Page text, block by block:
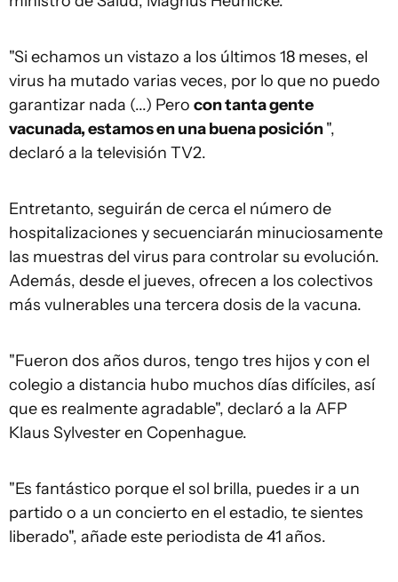
"Si echamos un vistazo a los últimos 18 meses, el
virus ha mutado varias veces, por lo que no puedo
garantizar nada (...) Pero con tanta gente
vacunada, estamos en una buena posición",
declaró a la televisión TV2.
Entretanto, seguirán de cerca el número de
hospitalizaciones y secuenciarán minuciosamente
las muestras del virus para controlar su evolución.
Además, desde el jueves, ofrecen a los colectivos
más vulnerables una tercera dosis de la vacuna.
"Fueron dos años duros, tengo tres hijos y con el
colegio a distancia hubo muchos días difíciles, así
que es realmente agradable", declaró a la AFP
Klaus Sylvester en Copenhague.
"Es fantástico porque el sol brilla, puedes ir a un
partido o a un concierto en el estadio, te sientes
liberado", añade este periodista de 41 años.